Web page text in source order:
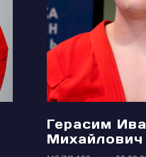
Герасим
Михайлович